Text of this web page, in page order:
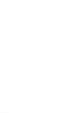
」を勉強した